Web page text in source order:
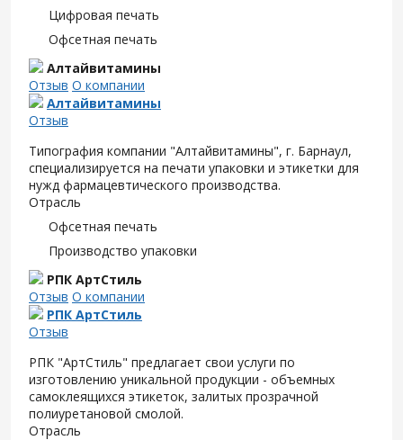
Цифровая печать
Офсетная печать
Алтайвитамины
Отзыв О компании
Алтайвитамины
Отзыв
Типография компании "Алтайвитамины", г. Барнаул,
специализируется на печати упаковки и этикетки для
нужд фармацевтического производства.
Отрасль
Офсетная печать
Производство упаковки
РПК АртСтиль
Отзыв О компании
РПК АртСтиль
Отзыв
РПК "АртСтиль" предлагает свои услуги по
изготовлению уникальной продукции - объемных
самоклеящихся этикеток, залитых прозрачной
полиуретановой смолой.
Отрасль